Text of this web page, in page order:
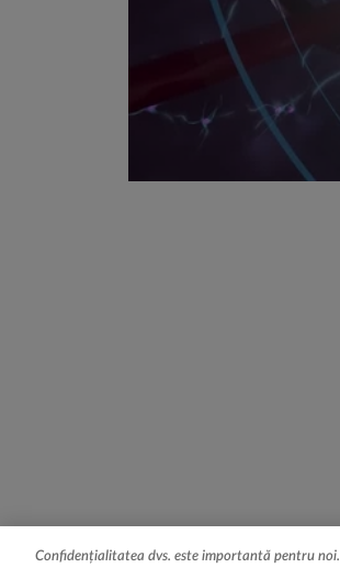
Confidențialitatea dvs. este importantă pentru noi.